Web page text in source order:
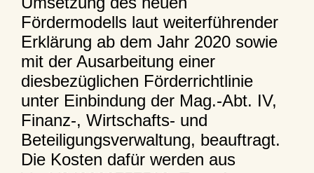
Fördermodells laut weiterführender
Erklärung ab dem Jahr 2020 sowie
mit der Ausarbeitung einer
diesbezüglichen Förderrichtlinie
unter Einbindung der Mag.-Abt. IV,
Finanz-, Wirtschafts- und
Beteiligungsverwaltung, beauftragt.
Die Kosten dafür werden aus